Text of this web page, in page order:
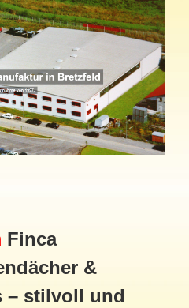
Finca
&
– stilvoll und